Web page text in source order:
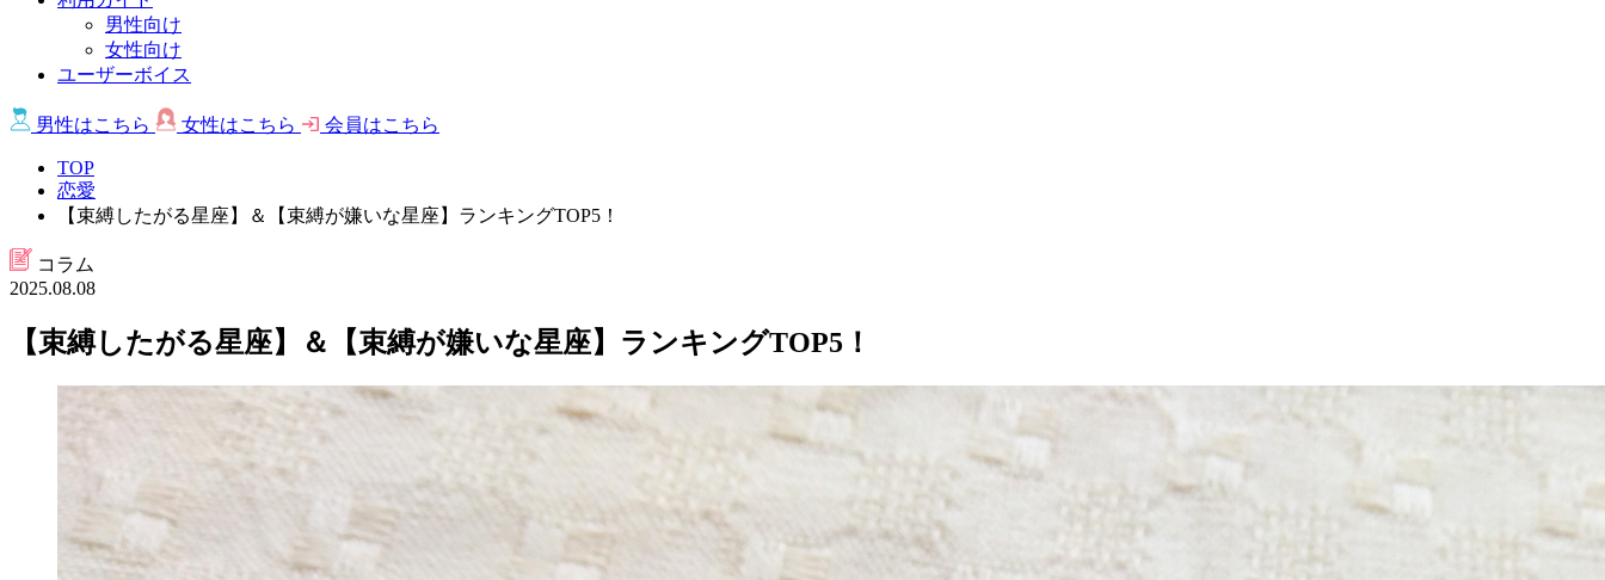
男性向け
女性向け
ユーザーボイス
男性はこちら 女性はこちら 会員はこちら
TOP
恋愛
【束縛したがる星座】＆【束縛が嫌いな星座】ランキングTOP5！
コラム
2025.08.08
【束縛したがる星座】＆【束縛が嫌いな星座】ランキングTOP5！